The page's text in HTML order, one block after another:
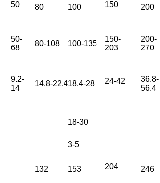
50 80 100 150 200
50-
68
80-108 100-135
150-
203
200-
270
9.2-
14
14.8-22.418.4-28 24-42
36.8-
56.4
18-30
3-5
132 153 204 246